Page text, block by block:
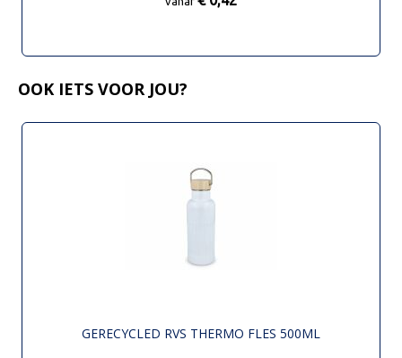
OOK IETS VOOR JOU?
GERECYCLED RVS THERMO FLES 500ML